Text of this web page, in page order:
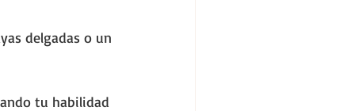
delgadas o un
tu habilidad